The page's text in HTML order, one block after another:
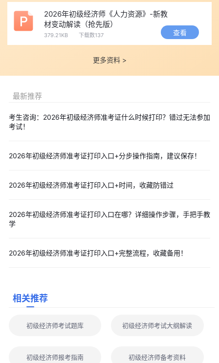
第三步：选择对应考试项目
在考试列表中，精准选择经济专业技术资格考试(初级)，切勿
误选中级;阅读页面温馨提示，勾选 “已阅读继续”。
选择报考省份，依次填写姓名、身份证号、验证码，核对无误
第五步：逐项核对信息(重中之重)
联系当地人事考试中心更正，严禁自行涂改：
打印：使用 A4 纸单面打印， 建议打印 2-3 份 ，分开放置，防
机打印;也可保存 PDF 后到线下打印店打印。
3、打印入口找不到对应考试怎么办?
2026年初级经济师《人力资源》-新教
材变动解读（抢先版）
379.21KB 下载数137 查看
更多资料 >
最新推荐
考生咨询：2026年初级经济师准考证什么时候打印？错过无法参加
考试！
2026年初级经济师准考证打印入口+分步操作指南，建议保存！
2026年初级经济师准考证打印入口+时间，收藏防错过
2026年初级经济师准考证打印入口在哪？详细操作步骤，手把手教
学
2026年初级经济师准考证打印入口+完整流程，收藏备用！
相关推荐
初级经济师考试题库 初级经济师考试大纲解读
初级经济师报考指南 初级经济师备考资料